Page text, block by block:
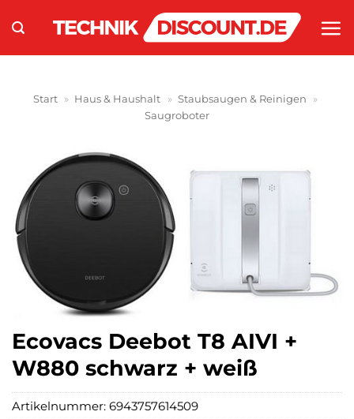
Inhalt
springen
Start » Haus & Haushalt » Staubsaugen & Reinigen
»
Saugroboter
Ecovacs Deebot T8 AIVI +
W880 schwarz + weiß
Artikelnummer: 6943757614509